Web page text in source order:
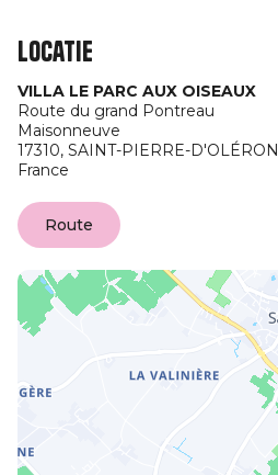
Locatie
VILLA LE PARC AUX OISEAUX
Route du grand Pontreau
Maisonneuve
17310, SAINT-PIERRE-D'OLÉRON
France
Route